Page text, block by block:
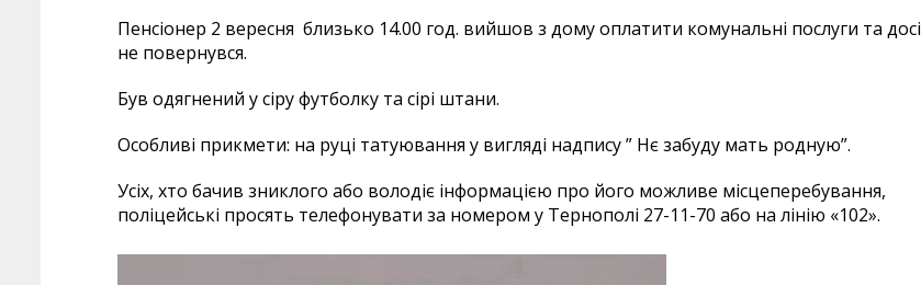
Пенсіонер 2 вересня близько 14.00 год. вийшов з дому оплатити комунальні послуги та досі
не повернувся.
Був одягнений у сіру футболку та сірі штани.
Особливі прикмети: на руці татуювання у вигляді надпису ” Нє забуду мать родную”.
Усіх, хто бачив зниклого або володіє інформацією про його можливе місцеперебування,
поліцейські просять телефонувати за номером у Тернополі 27-11-70 або на лінію «102».